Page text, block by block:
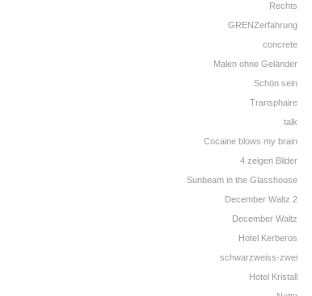
Rechts
GRENZerfahrung
concrete
Malen ohne Geländer
Schön sein
Transphaire
talk
Cocaine blows my brain
4 zeigen Bilder
Sunbeam in the Glasshouse
December Waltz 2
December Waltz
Hotel Kerberos
schwarzweiss-zwei
Hotel Kristall